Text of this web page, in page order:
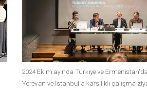
2024 Ekim ayında Türkiye ve
Yerevan ve İstanbul'a karşılıklı çalışma